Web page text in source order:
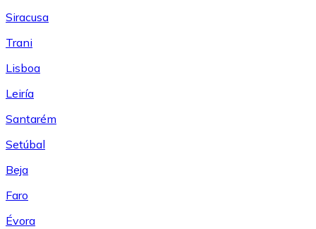
Siracusa
Trani
Lisboa
Leiría
Santarém
Setúbal
Beja
Faro
Évora